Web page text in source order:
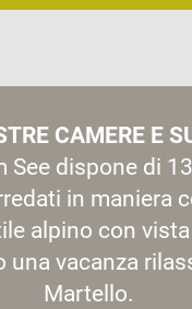
CAMERE E
See dispone di
in maniera
alpino con
una vacanza
Martello.